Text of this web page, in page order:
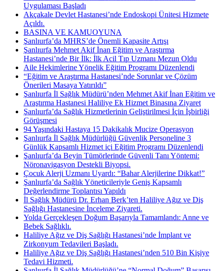
Uygulaması Başladı
Akçakale Devlet Hastanesi’nde Endoskopi Ünitesi Hizmete
Açıldı.
BASINA VE KAMUOYUNA
Şanlıurfa’da MHRS’de Önemli Kapasite Artışı
Şanlıurfa Mehmet Akif İnan Eğitim ve Araştırma
Hastanesi’nde Bir İlk: İlk Acil Tıp Uzmanı Mezun Oldu
Aile Hekimlerine Yönelik Eğitim Programı Düzenlendi
“Eğitim ve Araştırma Hastanesi’nde Sorunlar ve Çözüm
Önerileri Masaya Yatırıldı”
Şanlıurfa İl Sağlık Müdürü’nden Mehmet Akif İnan Eğitim ve
Araştırma Hastanesi Haliliye Ek Hizmet Binasına Ziyaret
Şanlıurfa’da Sağlık Hizmetlerinin Geliştirilmesi İçin İşbirliği
Görüşmesi
94 Yaşındaki Hastaya 15 Dakikalık Mucize Operasyon
Şanlıurfa İl Sağlık Müdürlüğü Güvenlik Personeline 3
Günlük Kapsamlı Hizmet içi Eğitim Programı Düzenlendi
Şanlıurfa’da Beyin Tümörlerinde Güvenli Tanı Yöntemi:
Nöronavigasyon Destekli Biyopsi.
Çocuk Alerji Uzmanı Uyardı: “Bahar Alerjilerine Dikkat!”
Şanlıurfa’da Sağlık Yöneticileriyle Geniş Kapsamlı
Değerlendirme Toplantısı Yapıldı
İl Sağlık Müdürü Dr. Erhan Berk’ten Haliliye Ağız ve Diş
Sağlığı Hastanesine İnceleme Ziyareti.
Yolda Gerçekleşen Doğum Başarıyla Tamamlandı: Anne ve
Bebek Sağlıklı.
Haliliye Ağız ve Diş Sağlığı Hastanesi’nde İmplant ve
Zirkonyum Tedavileri Başladı.
Haliliye Ağız ve Diş Sağlığı Hastanesi’nden 510 Bin Kişiye
Tedavi Hizmeti.